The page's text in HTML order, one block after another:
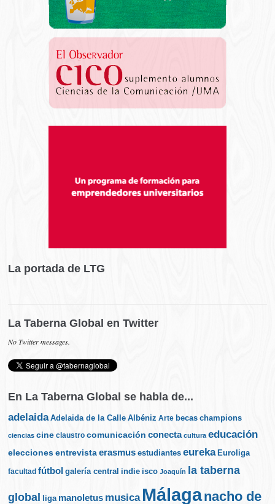
La portada de LTG
La Taberna Global en Twitter
No Twitter messages.
En La Taberna Global se habla de...
adelaida Adelaida de la Calle Albéniz Arte becas champions
ciencias cine claustro comunicación conecta cultura educación
elecciones entrevista erasmus estudiantes eureka Euroliga
facultad fútbol galería central indie isco Joaquín la taberna
global liga manoletus musica Málaganacho de